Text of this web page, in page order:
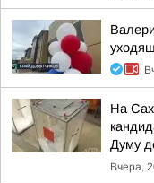
На
Думу
Вчера,